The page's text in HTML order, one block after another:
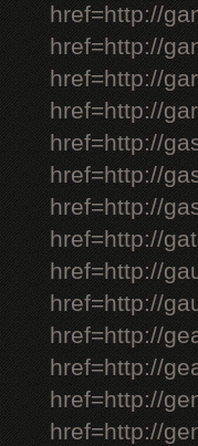
href=http://
href=http://
href=http://
href=http://
href=http://
href=http://
href=http://
href=http://
href=http://
href=http://
href=http://
href=http://
href=http://
href=http://